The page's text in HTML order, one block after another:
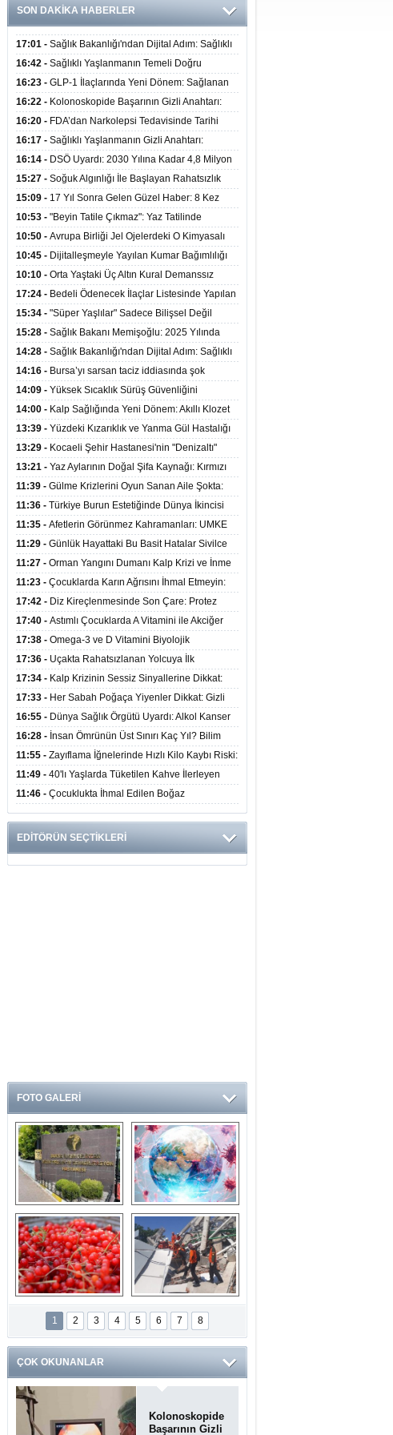
SON DAKİKA HABERLER
17:01 - Sağlık Bakanlığı'ndan Dijital Adım: Sağlıklı
Hayat Merkezlerinde Uzaktan Danışmanlık Dönemi
Başladı
16:42 - Sağlıklı Yaşlanmanın Temeli Doğru
Beslenmeden Geçiyor: İleri Yaşta Hangi Besin
Öğelerine İhtiyaç Duyuluyor?
16:23 - GLP-1 İlaçlarında Yeni Dönem: Sağlanan
Faydalar Yalnızca Kilo Kaybıyla Sınırlı Değil
16:22 - Kolonoskopide Başarının Gizli Anahtarı:
Yetersiz Bağırsak Temizliği Poliplerin Gözden
Kaçmasına Neden Oluyor
16:20 - FDA’dan Narkolepsi Tedavisinde Tarihi
Onay: Oreksin Sistemini Hedefleyen İlk İlaç
Kullanıma Sunuldu
16:17 - Sağlıklı Yaşlanmanın Gizli Anahtarı:
Düzenli Kuvvet Antrenmanı Kas Ve Kemik Sağlığını
Koruyor
16:14 - DSÖ Uyardı: 2030 Yılına Kadar 4,8 Milyon
Hemşire ve Ebe Açığı Oluşabilir
15:27 - Soğuk Algınlığı İle Başlayan Rahatsızlık
Karaciğer Yetmezliği Çıktı: 17 Yıl Sonra Nakille
Hayata Tutundu
15:09 - 17 Yıl Sonra Gelen Güzel Haber: 8 Kez
Reddedilen Hastaya 9'uncu Çağrıda Nakil Yapıldı
10:53 - "Beyin Tatile Çıkmaz": Yaz Tatilinde
Öğrenilenlerin Yüzde 39'u Unutulabiliyor
10:50 - Avrupa Birliği Jel Ojelerdeki O Kimyasalı
Yasakladı: Kısırlık ve Alerji Riski Uyarısı
10:45 - Dijitalleşmeyle Yayılan Kumar Bağımlılığı
Beyni ve Aileyi Yıkıma Uğratıyor
10:10 - Orta Yaştaki Üç Altın Kural Demanssız
Yaşamı 13 Yıl Uzatabiliyor
17:24 - Bedeli Ödenecek İlaçlar Listesinde Yapılan
Düzenlemeler Hakkında Duyuru 2026/30
15:34 - "Süper Yaşlılar" Sadece Bilişsel Değil
Fiziksel Olarak da Daha Sağlıklı Yaşıyor
15:28 - Sağlık Bakanı Memişoğlu: 2025 Yılında
300 Bini Aşkın Kişiye Emzirme Eğitimi Verildi
14:28 - Sağlık Bakanlığı'ndan Dijital Adım: Sağlıklı
Hayat Merkezlerinde Uzaktan Sağlık Hizmeti
Başladı
14:16 - Bursa’yı sarsan taciz iddiasında şok
gelişme!
14:09 - Yüksek Sıcaklık Sürüş Güvenliğini
Düşürüyor: 40 Derecede Güvenli Sürüş Süresi 53
Dakikaya İniyor
14:00 - Kalp Sağlığında Yeni Dönem: Akıllı Klozet
Kapağı 30 Saniyede Ritim Bozukluğunu Tespit
Ediyor
13:39 - Yüzdeki Kızarıklık ve Yanma Gül Hastalığı
(Rozasea) Belirtisi Olabilir
13:29 - Kocaeli Şehir Hastanesi'nin "Denizaltı"
Görünümlü Ünitesi Hastalara Umut Oluyor
13:21 - Yaz Aylarının Doğal Şifa Kaynağı: Kırmızı
Meyveler Bağışıklığı ve Kalbi Koruyor
11:39 - Gülme Krizlerini Oyun Sanan Aile Şokta:
3,5 Yaşındaki Çocuk 8 Kez Felç Geçirdi
11:36 - Türkiye Burun Estetiğinde Dünya İkincisi
Oldu
11:35 - Afetlerin Görünmez Kahramanları: UMKE
Dev Kadrosuyla Görev Başında
11:29 - Günlük Hayattaki Bu Basit Hatalar Sivilce
Oluşumunu Tetikliyor
11:27 - Orman Yangını Dumanı Kalp Krizi ve İnme
Riskini Artırıyor
11:23 - Çocuklarda Karın Ağrısını İhmal Etmeyin:
Apandisit Habercisi Olabilir
17:42 - Diz Kireçlenmesinde Son Çare: Protez
Ameliyatı İle Yaşam Kalitesi Artıyor
17:40 - Astımlı Çocuklarda A Vitamini ile Akciğer
Hacmi Arasında Bağlantı Bulundu
17:38 - Omega-3 ve D Vitamini Biyolojik
Yaşlanmayı Yavaşlatabilir
17:36 - Uçakta Rahatsızlanan Yolcuya İlk
Müdahale Sağlık Bakanı Memişoğlu'ndan Geldi
17:34 - Kalp Krizinin Sessiz Sinyallerine Dikkat:
Yalnızca Göğüs Ağrısıyla Gelmiyor
17:33 - Her Sabah Poğaça Yiyenler Dikkat: Gizli
Şeker ve Yağ Yükü Kalbi ve Bağırsakları Tehdit
Ediyor
16:55 - Dünya Sağlık Örgütü Uyardı: Alkol Kanser
Riskini Doğrudan Artırıyor
16:28 - İnsan Ömrünün Üst Sınırı Kaç Yıl? Bilim
İnsanlarından Yeni Yaşam Süresi Modeli
11:55 - Zayıflama İğnelerinde Hızlı Kilo Kaybı Riski:
Uzmanlar Hekim Kontrolü Şart Diyor
11:49 - 40'lı Yaşlarda Tüketilen Kahve İlerleyen
Yıllarda Zihinsel ve Fiziksel Sağlığı Koruyor
11:46 - Çocuklukta İhmal Edilen Boğaz
Enfeksiyonu İleride Kalp Kapağını Bozabiliyor
EDİTÖRÜN SEÇTİKLERİ
FOTO GALERİ
Ve burası da bir
devlet hastanesi
14 soruda
Koronavirüs
hakkında kendinizi
test edin...
Gilaburu meyvesi
kanserden koruyor
Endonezya’daki
deprem: Ölü sayısı
bin 203'e yükseldi
1 2 3 4 5 6 7 8
ÇOK OKUNANLAR
Kolonoskopide
Başarının Gizli